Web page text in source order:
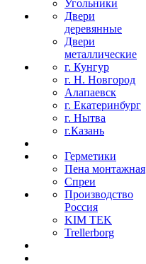
Угольники
Двери
деревянные
Двери
металлические
г. Кунгур
г. Н. Новгород
Алапаевск
г. Екатеринбург
г. Нытва
г.Казань
Герметики
Пена монтажная
Спреи
Производство
Россия
KIM TEK
Trellerborg